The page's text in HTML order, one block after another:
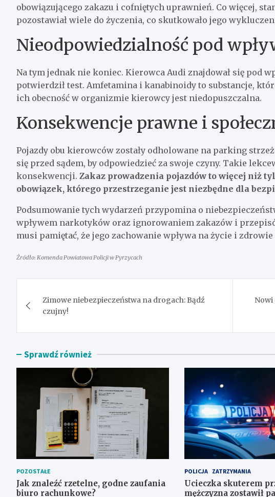
obowiązującego zakazu i cofniętych uprawnień. Co więcej,
pozostawiał wiele do życzenia, co skutkowało jego
Nieodpowiedzialność pod
Na tym jednak nie koniec. Kierowca Audi znajdował się pod
potwierdził test. Amfetamina i kanabinoidy to substancje,
ich obecność w organizmie kierowcy jest niedopuszczalna.
Konsekwencje prawne i
Pojazdy obu kierowców zostały odholowane na parking
się przed sądem, by odpowiedzieć za swoje czyny. Takie
konsekwencji. Zakaz prowadzenia pojazdów to więcej niż
obowiązek, którego przestrzeganie jest niezbędne dla
Podsumowanie tych wydarzeń przypomina o
wpływem narkotyków oraz ignorowaniem zakazów i
musi pamiętać, że jego zachowanie wpływa na życie i
Źródło: Komenda Powiatowa Policji w Pyrzycach
wpisu
Zimowe niebezpieczeństwa na drogach: Bądź
czujny!
Sprawdź również
POZOSTAŁE
Jak znaleźć rzetelne, godne zaufania
biuro rachunkowe?
POLICJA ZATRZYMANIA
Ucieczka skuterem
mężczyzna zostawił